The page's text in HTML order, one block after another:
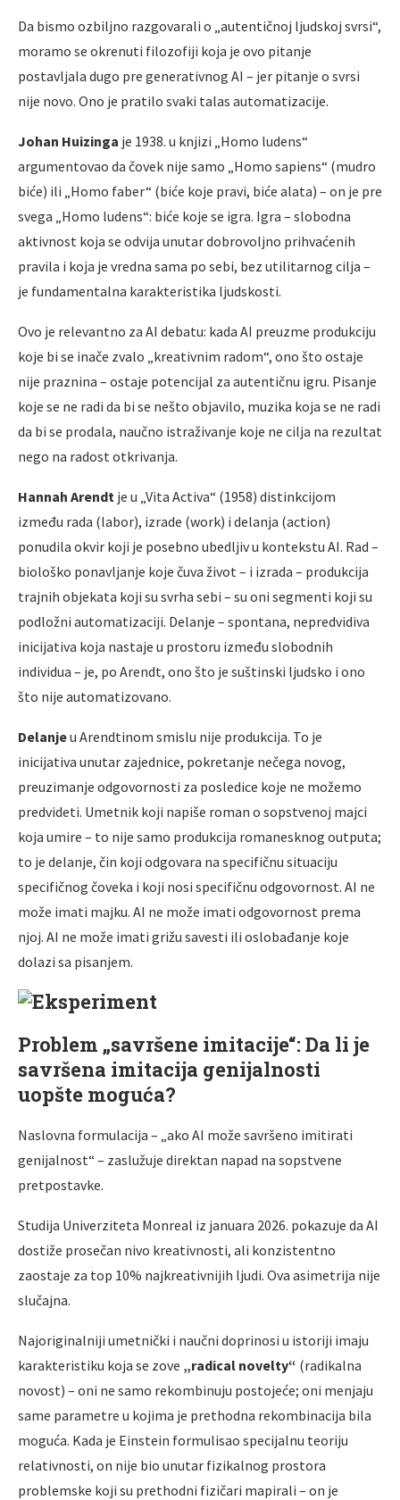
Da bismo ozbiljno razgovarali o „autentičnoj ljudskoj svrsi“,
moramo se okrenuti filozofiji koja je ovo pitanje
postavljala dugo pre generativnog AI – jer pitanje o svrsi
nije novo. Ono je pratilo svaki talas automatizacije.
Johan Huizinga je 1938. u knjizi „Homo ludens“
argumentovao da čovek nije samo „Homo sapiens“ (mudro
biće) ili „Homo faber“ (biće koje pravi, biće alata) – on je pre
svega „Homo ludens“: biće koje se igra. Igra – slobodna
aktivnost koja se odvija unutar dobrovoljno prihvaćenih
pravila i koja je vredna sama po sebi, bez utilitarnog cilja –
je fundamentalna karakteristika ljudskosti.
Ovo je relevantno za AI debatu: kada AI preuzme produkciju
koje bi se inače zvalo „kreativnim radom“, ono što ostaje
nije praznina – ostaje potencijal za autentičnu igru. Pisanje
koje se ne radi da bi se nešto objavilo, muzika koja se ne radi
da bi se prodala, naučno istraživanje koje ne cilja na rezultat
nego na radost otkrivanja.
Hannah Arendt je u „Vita Activa“ (1958) distinkcijom
između rada (labor), izrade (work) i delanja (action)
ponudila okvir koji je posebno ubedljiv u kontekstu AI. Rad –
biološko ponavljanje koje čuva život – i izrada – produkcija
trajnih objekata koji su svrha sebi – su oni segmenti koji su
podložni automatizaciji. Delanje – spontana, nepredvidiva
inicijativa koja nastaje u prostoru između slobodnih
individua – je, po Arendt, ono što je suštinski ljudsko i ono
što nije automatizovano.
Delanjeu Arendtinom smislu nije produkcija. To je
inicijativa unutar zajednice, pokretanje nečega novog,
preuzimanje odgovornosti za posledice koje ne možemo
predvideti. Umetnik koji napiše roman o sopstvenoj majci
koja umire – to nije samo produkcija romanesknog outputa;
to je delanje, čin koji odgovara na specifičnu situaciju
specifičnog čoveka i koji nosi specifičnu odgovornost. AI ne
može imati majku. AI ne može imati odgovornost prema
njoj. AI ne može imati grižu savesti ili oslobađanje koje
dolazi sa pisanjem.
Problem „savršene imitacije“: Da li je
savršena imitacija genijalnosti
uopšte moguća?
Naslovna formulacija – „ako AI može savršeno imitirati
genijalnost“ – zaslužuje direktan napad na sopstvene
pretpostavke.
Studija Univerziteta Monreal iz januara 2026. pokazuje da AI
dostiže prosečan nivo kreativnosti, ali konzistentno
zaostaje za top 10% najkreativnijih ljudi. Ova asimetrija nije
slučajna.
Najoriginalniji umetnički i naučni doprinosi u istoriji imaju
karakteristiku koja se zove „radical novelty“ (radikalna
novost) – oni ne samo rekombinuju postojeće; oni menjaju
same parametre u kojima je prethodna rekombinacija bila
moguća. Kada je Einstein formulisao specijalnu teoriju
relativnosti, on nije bio unutar fizikalnog prostora
problemske koji su prethodni fizičari mapirali – on je